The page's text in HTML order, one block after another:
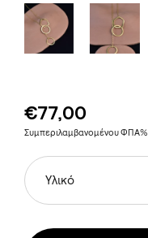
€77,00
Συμπεριλαμβανομένου ΦΠΑ%
Υλικό